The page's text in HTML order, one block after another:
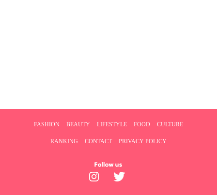
FASHION BEAUTY LIFESTYLE FOOD CULTURE
RANKING CONTACT PRIVACY POLICY